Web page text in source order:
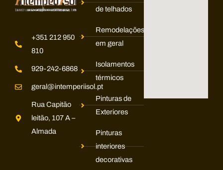
+351 212 950
810
929-242-6868
geral@intemperiisol.pt
Rua Capitão
leitão, 107 A –
Almada
de telhados
Remodelações
em geral
Isolamentos
térmicos
Pinturas de
Exteriores
Pinturas
interiores
decorativas